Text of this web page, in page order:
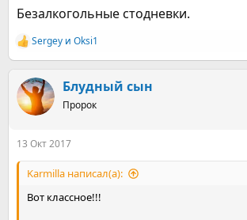
Безалкогольные стодневки.
Р
е
к
ц
и
Sergey и Оksi1
Блудный сын
Пророк
13 Окт 2017
Karmilla написал(а):
Вот классное!!!